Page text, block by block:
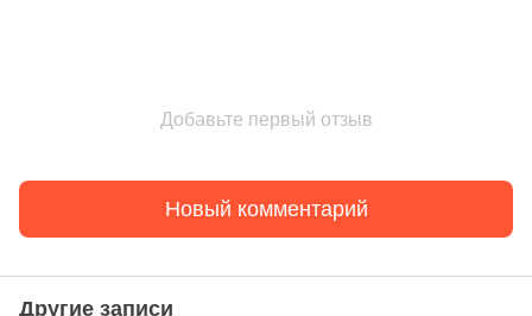
Добавьте первый отзыв
Новый комментарий
Другие записи